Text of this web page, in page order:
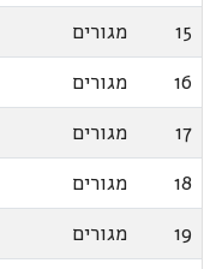
15
מגורים
16
מגורים
17
מגורים
18
מגורים
19
מגורים